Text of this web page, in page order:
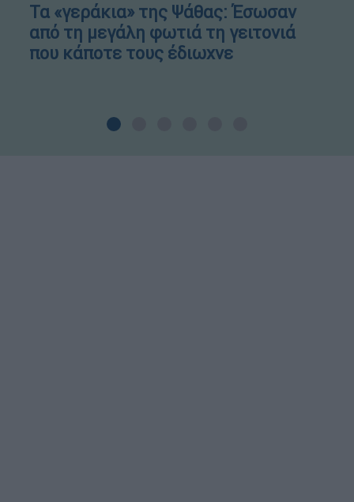
Τα «γεράκια» της Ψάθας: Έσωσαν
από τη μεγάλη φωτιά τη γειτονιά
που κάποτε τους έδιωχνε